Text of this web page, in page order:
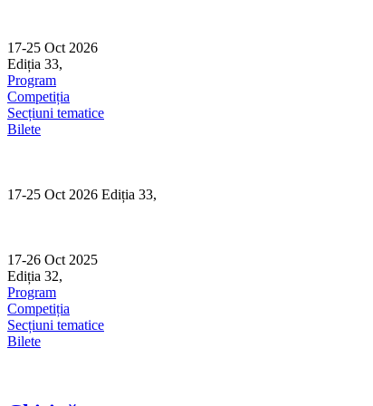
content
17-25 Oct 2026
Ediția 33,
Program
Competiția
Secțiuni tematice
Bilete
17-25 Oct 2026 Ediția 33,
17-26 Oct 2025
Ediția 32,
Program
Competiția
Secțiuni tematice
Bilete